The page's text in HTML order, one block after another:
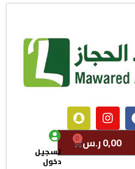
0,00ر.س تسجيل
دخول